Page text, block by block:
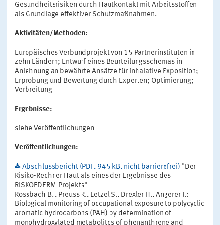
Gesundheitsrisiken durch Hautkontakt mit Arbeitsstoffen
als Grundlage effektiver Schutzmaßnahmen.
Aktivitäten/Methoden:
Europäisches Verbundprojekt von 15 Partnerinstituten in
zehn Ländern; Entwurf eines Beurteilungsschemas in
Anlehnung an bewährte Ansätze für inhalative Exposition;
Erprobung und Bewertung durch Experten; Optimierung;
Verbreitung
Ergebnisse:
siehe Veröffentlichungen
Veröffentlichungen:
Abschlussbericht (PDF, 945 kB, nicht barrierefrei) "Der
Risiko-Rechner Haut als eines der Ergebnisse des
RISKOFDERM-Projekts"
Rossbach B. , Preuss R., Letzel S., Drexler H., Angerer J.:
Biological monitoring of occupational exposure to polycyclic
aromatic hydrocarbons (PAH) by determination of
monohydroxylated metabolites of phenanthrene and